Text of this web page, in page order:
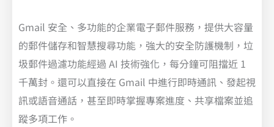
Gmail 安全、多功能的企業電子郵件服務，提供大容量
的郵件儲存和智慧搜尋功能，強大的安全防護機制，垃
圾郵件過濾功能經過 AI 技術強化，每分鐘可阻擋近 1
千萬封。還可以直接在 Gmail 中進行即時通訊、發起視
訊或語音通話，甚至即時掌握專案進度、共享檔案並追
蹤多項工作。